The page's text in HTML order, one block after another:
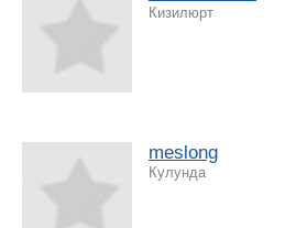
Кизилюрт
meslong
Кулунда